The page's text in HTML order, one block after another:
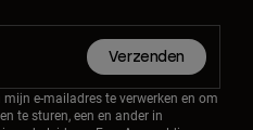
Verzenden
e-mailadres te verwerken en om
te sturen, een en ander in